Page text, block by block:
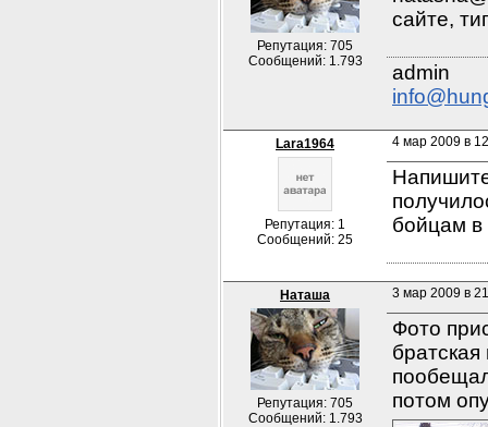
Репутация: 705
Сообщений: 1.793
сайте,
Lara1964
Репутация: 1
Сообщений: 25
4 мар 2009 в
бойцам
Наташа
Репутация: 705
Сообщений: 1.793
3 мар 2009 в
Фото
потом